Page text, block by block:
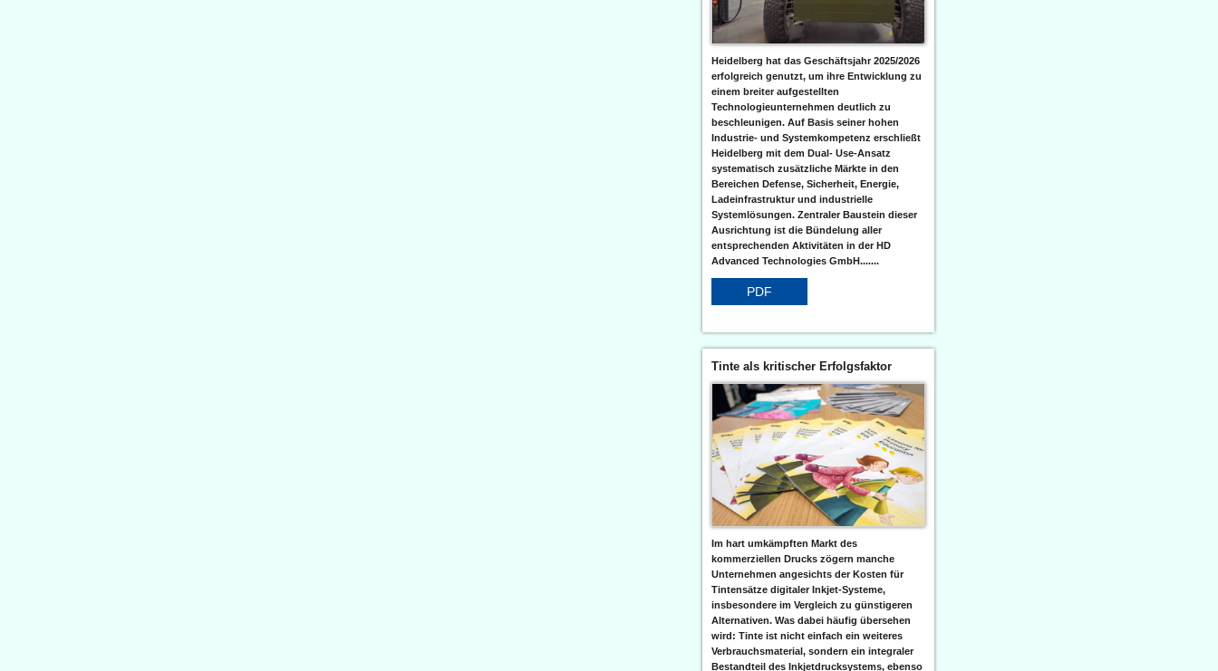
Heidelberg hat das Geschäftsjahr 2025/2026
erfolgreich genutzt, um ihre Entwicklung zu
einem breiter aufgestellten
Technologieunternehmen deutlich zu
beschleunigen. Auf Basis seiner hohen
Industrie- und Systemkompetenz erschließt
Heidelberg mit dem Dual- Use-Ansatz
systematisch zusätzliche Märkte in den
Bereichen Defense, Sicherheit, Energie,
Ladeinfrastruktur und industrielle
Systemlösungen. Zentraler Baustein dieser
Ausrichtung ist die Bündelung aller
entsprechenden Aktivitäten in der HD
Advanced Technologies GmbH.......
PDF
Tinte als kritischer Erfolgsfaktor
Im hart umkämpften Markt des
kommerziellen Drucks zögern manche
Unternehmen angesichts der Kosten für
Tintensätze digitaler Inkjet-Systeme,
insbesondere im Vergleich zu günstigeren
Alternativen. Was dabei häufig übersehen
wird: Tinte ist nicht einfach ein weiteres
Verbrauchsmaterial, sondern ein integraler
Bestandteil des Inkjetdrucksystems, ebenso